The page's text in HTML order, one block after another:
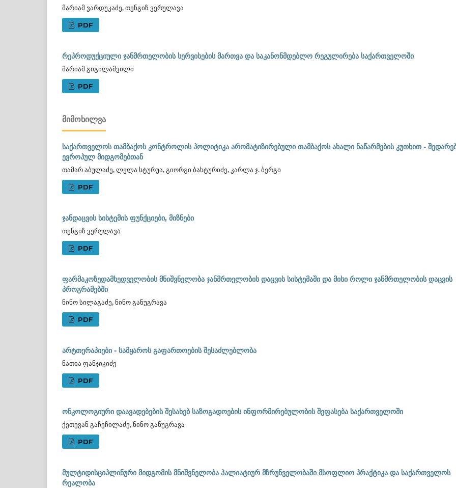
მარიამ ვარდუკაძე, თენგიზ ვერულავა
PDF
რეპროდუქციული ჯანმრთელობის სერვისების მართვა და საკანონმდებლო რეგულირება საქართველოში
მარიამ გიგილაშვილი
PDF
ᲛᲘᲛᲝᲮᲘᲚᲕᲐ
საქართველოს თამბაქოს კონტროლის პოლიტიკა არომატიზირებული თამბაქოს ახალი ნაწარმების კუთხით -
ევროპულ მიდგომებთან
თამარ აბულაძე, ლელა სტურუა, გიორგი ბახტურიძე, კარლა ჯ. ბერგი
PDF
ჯანდაცვის სისტემის ფუნქციები, მიზნები
თენგიზ ვერულავა
PDF
ფარმაკოზედამხედველობის მნიშვნელობა ჯანმრთელობის დაცვის სისტემაში და მისი როლი ჯანმრთელობის დაცვის
პროგრამებში
ნინო სილაგაძე, ნინო განუგრავა
PDF
არტთერაპიები - სამყაროს გაფართოების შესაძლებლობა
ნათია ფანჯიკიძე
PDF
ონკოლოგიური დაავადებების შესახებ საზოგადოების ინფორმირებულობის შეფასება საქართველოში
ქეთევან გაჩეჩილაძე, ნინო განუგრავა
PDF
მულტიდისციპლინური მიდგომის მნიშვნელობა პალიატიურ მზრუნველობაში მსოფლიო პრაქტიკა და საქართველოს
რეალობა